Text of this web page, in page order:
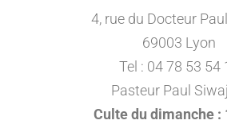
4, rue du Docteur
69003 Lyon
Tel : 04 78 53 54
Pasteur Paul
Culte du dimanche :